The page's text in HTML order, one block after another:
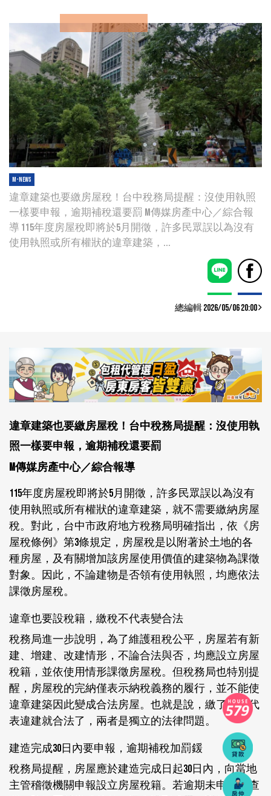
M-news
違章建築也要繳房屋稅！台中稅務局提醒：沒使用執照
一樣要申報，逾期補稅還要罰 M傳媒房產中心／綜合報
導 115年度房屋稅即將於5月開徵，許多民眾誤以為沒有
使用執照或所有權狀的違章建築，...
總編輯 2026/05/06 20:00
違章建築也要繳房屋稅！台中稅務局提醒：沒使用執
照一樣要申報，逾期補稅還要罰
M傳媒房產中心／綜合報導
115年度房屋稅即將於5月開徵，許多民眾誤以為沒有
使用執照或所有權狀的違章建築，就不需要繳納房屋
稅。對此，台中市政府地方稅務局明確指出，依《房
屋稅條例》第3條規定，房屋稅是以附著於土地的各
種房屋，及有關增加該房屋使用價值的建築物為課徵
對象。因此，不論建物是否領有使用執照，均應依法
課徵房屋稅。
違章也要設稅籍，繳稅不代表變合法
稅務局進一步說明，為了維護租稅公平，房屋若有新
建、增建、改建情形，不論合法與否，均應設立房屋
稅籍，並依使用情形課徵房屋稅。但稅務局也特別提
醒，房屋稅的完納僅表示納稅義務的履行，並不能使
違章建築因此變成合法房屋。也就是說，繳了稅不代
表違建就合法了，兩者是獨立的法律問題。
建造完成30日內要申報，逾期補稅加罰鍰
稅務局提醒，房屋應於建造完成日起30日內，向當地
主管稽徵機關申報設立房屋稅籍。若逾期未申報被查